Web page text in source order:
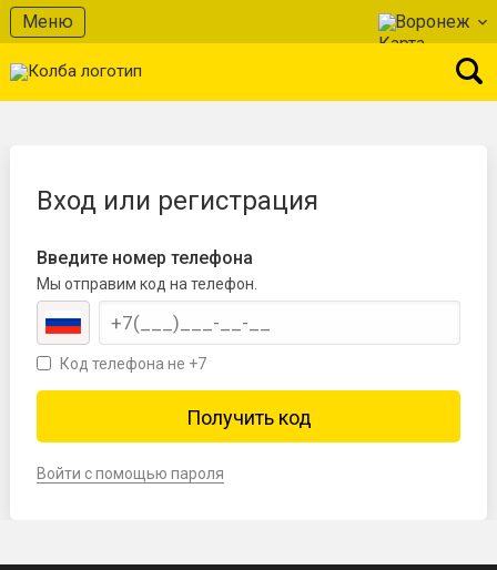
Меню Воронеж
Вход или регистрация
Введите номер телефона
Мы отправим код на телефон.
Код телефона не +7
Войти с помощью пароля